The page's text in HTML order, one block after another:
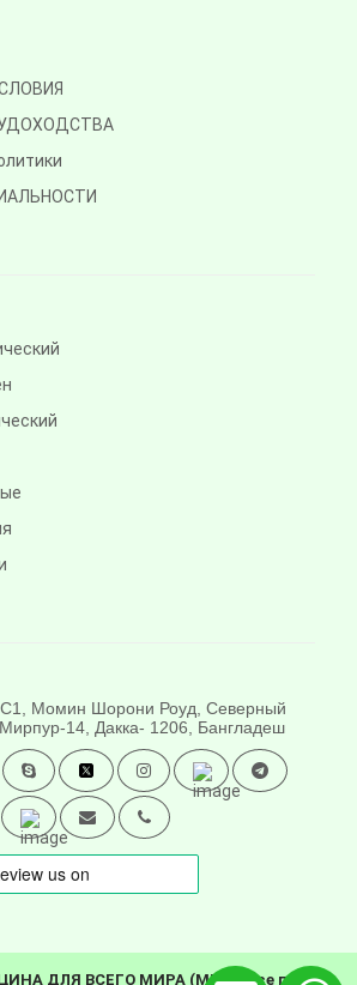
Момин Шорони Роуд, Северный
14, Дакка- 1206, Бангладеш
ДЛЯ ВСЕГО МИРА (MFW). Все права